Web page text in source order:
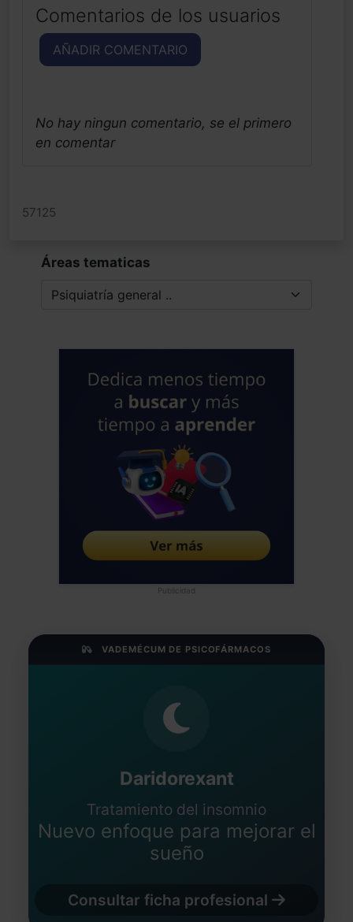
Comentarios de los usuarios
AÑADIR COMENTARIO
No hay ningun comentario, se el primero
en comentar
57125
Áreas tematicas
Publicidad
VADEMÉCUM DE PSICOFÁRMACOS
Daridorexant
Tratamiento del insomnio
Nuevo enfoque para mejorar el
sueño
Consultar ficha profesional